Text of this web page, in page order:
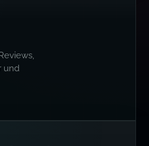
und